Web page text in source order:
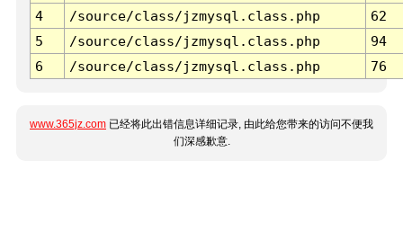
4
/source/class/jzmysql.class.php
62
5
/source/class/jzmysql.class.php
94
6
/source/class/jzmysql.class.php 76
www.365jz.com 已经将此出错信息详细记录, 由此给您带来的访问不便我
们深感歉意.